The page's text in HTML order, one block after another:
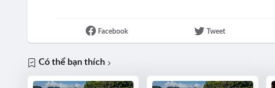
Facebook Tweet
Có thể bạn thích